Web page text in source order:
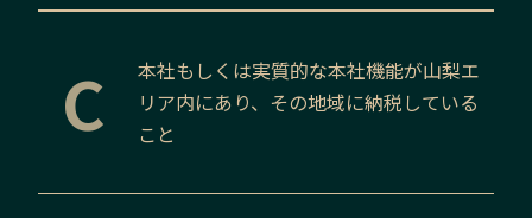
C 本社もしくは実質的な本社機能が山梨エ
リア内にあり、その地域に納税している
こと